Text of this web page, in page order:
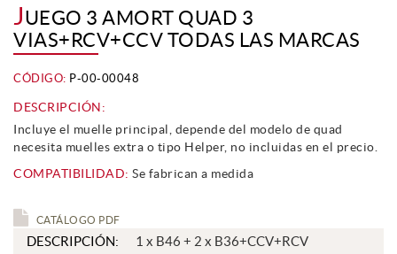
JUEGO 3 AMORT QUAD 3
VIAS+RCV+CCV TODAS LAS MARCAS
CÓDIGO: P-00-00048
DESCRIPCIÓN:
Incluye el muelle principal, depende del modelo de quad
necesita muelles extra o tipo Helper, no incluidas en el precio.
COMPATIBILIDAD: Se fabrican a medida
CATÁLOGO PDF
DESCRIPCIÓN:
1 x B46 + 2 x B36+CCV+RCV